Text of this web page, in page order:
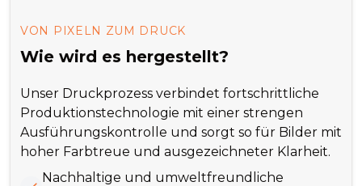
VON PIXELN ZUM DRUCK
Wie wird es hergestellt?
Unser Druckprozess verbindet fortschrittliche
Produktionstechnologie mit einer strengen
Ausführungskontrolle und sorgt so für Bilder mit
hoher Farbtreue und ausgezeichneter Klarheit.
Nachhaltige und umweltfreundliche